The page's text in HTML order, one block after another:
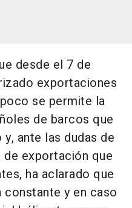
desde el 7 de
exportaciones
se permite la
de barcos que
ante las dudas de
de exportación que
ha aclarado que
constante y en caso